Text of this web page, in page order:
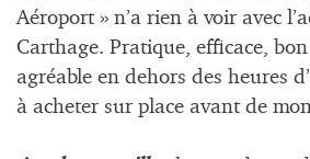
Aéroport » n’a rien à voir avec
Carthage. Pratique, efficace,
agréable en dehors des heures
à acheter sur place avant de